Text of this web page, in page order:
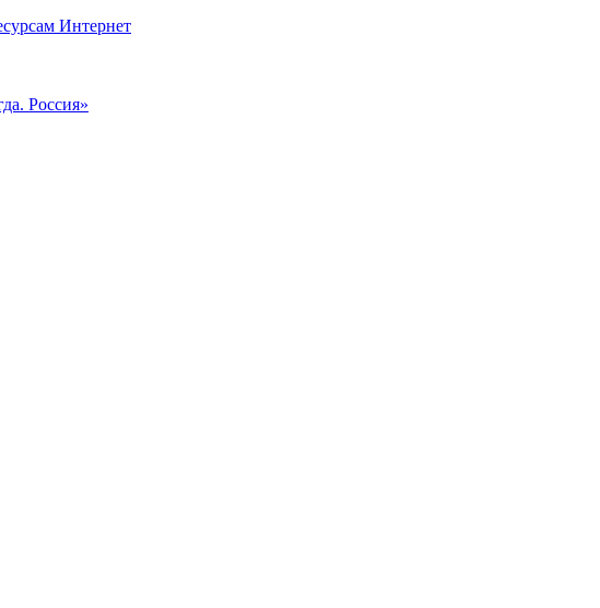
Интернет
Россия»